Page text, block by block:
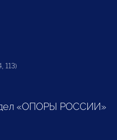
113)
«ОПОРЫ РОССИИ»